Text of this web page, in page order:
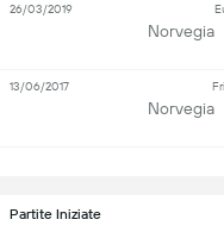
Partite Iniziate
Norvegia
26/03/2019
Norvegia
13/06/2017